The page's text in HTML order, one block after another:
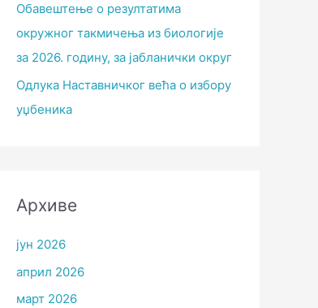
Обавештење о резултатима
окружног такмичења из биологије
за 2026. годину, за јабланички округ
Одлука Наставничког већа о избору
уџбеника
Архиве
јун 2026
април 2026
март 2026